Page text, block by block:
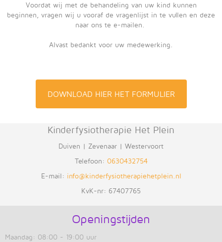
Voordat wij met de behandeling van uw kind kunnen
beginnen, vragen wij u vooraf de vragenlijst in te vullen en deze
naar ons te e-mailen.
Alvast bedankt voor uw medewerking.
DOWNLOAD HIER HET FORMULIER
Kinderfysiotherapie Het Plein
Duiven | Zevenaar | Westervoort
Telefoon: 0630432754
E-mail: info@kinderfysiotherapiehetplein.nl
KvK-nr: 67407765
Openingstijden
Maandag: 08:00 - 19:00 uur